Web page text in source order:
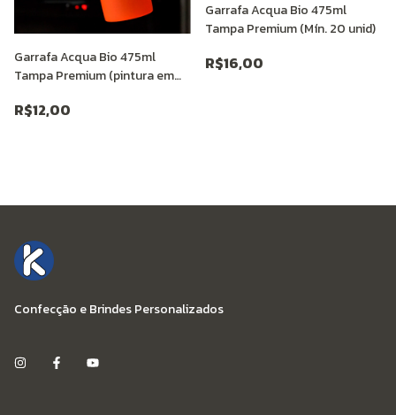
Garrafa Acqua Bio 475ml
Tampa Premium (pintura em
R$12,00
Garrafa Acqua Bio 475ml
Tampa Premium (Mín. 20 unid)
R$16,00
Confecção e Brindes Personalizados